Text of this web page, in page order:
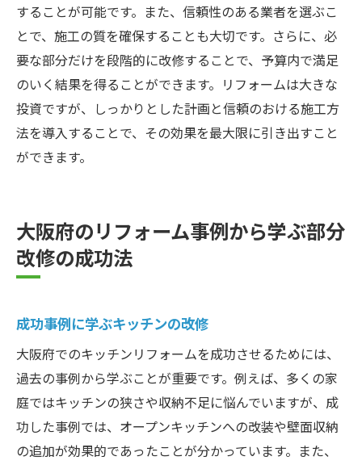
することが可能です。また、信頼性のある業者を選ぶこ
とで、施工の質を確保することも大切です。さらに、必
要な部分だけを段階的に改修することで、予算内で満足
のいく結果を得ることができます。リフォームは大きな
投資ですが、しっかりとした計画と信頼のおける施工方
法を導入することで、その効果を最大限に引き出すこと
ができます。
大阪府のリフォーム事例から学ぶ部分
改修の成功法
成功事例に学ぶキッチンの改修
大阪府でのキッチンリフォームを成功させるためには、
過去の事例から学ぶことが重要です。例えば、多くの家
庭ではキッチンの狭さや収納不足に悩んでいますが、成
功した事例では、オープンキッチンへの改装や壁面収納
の追加が効果的であったことが分かっています。また、